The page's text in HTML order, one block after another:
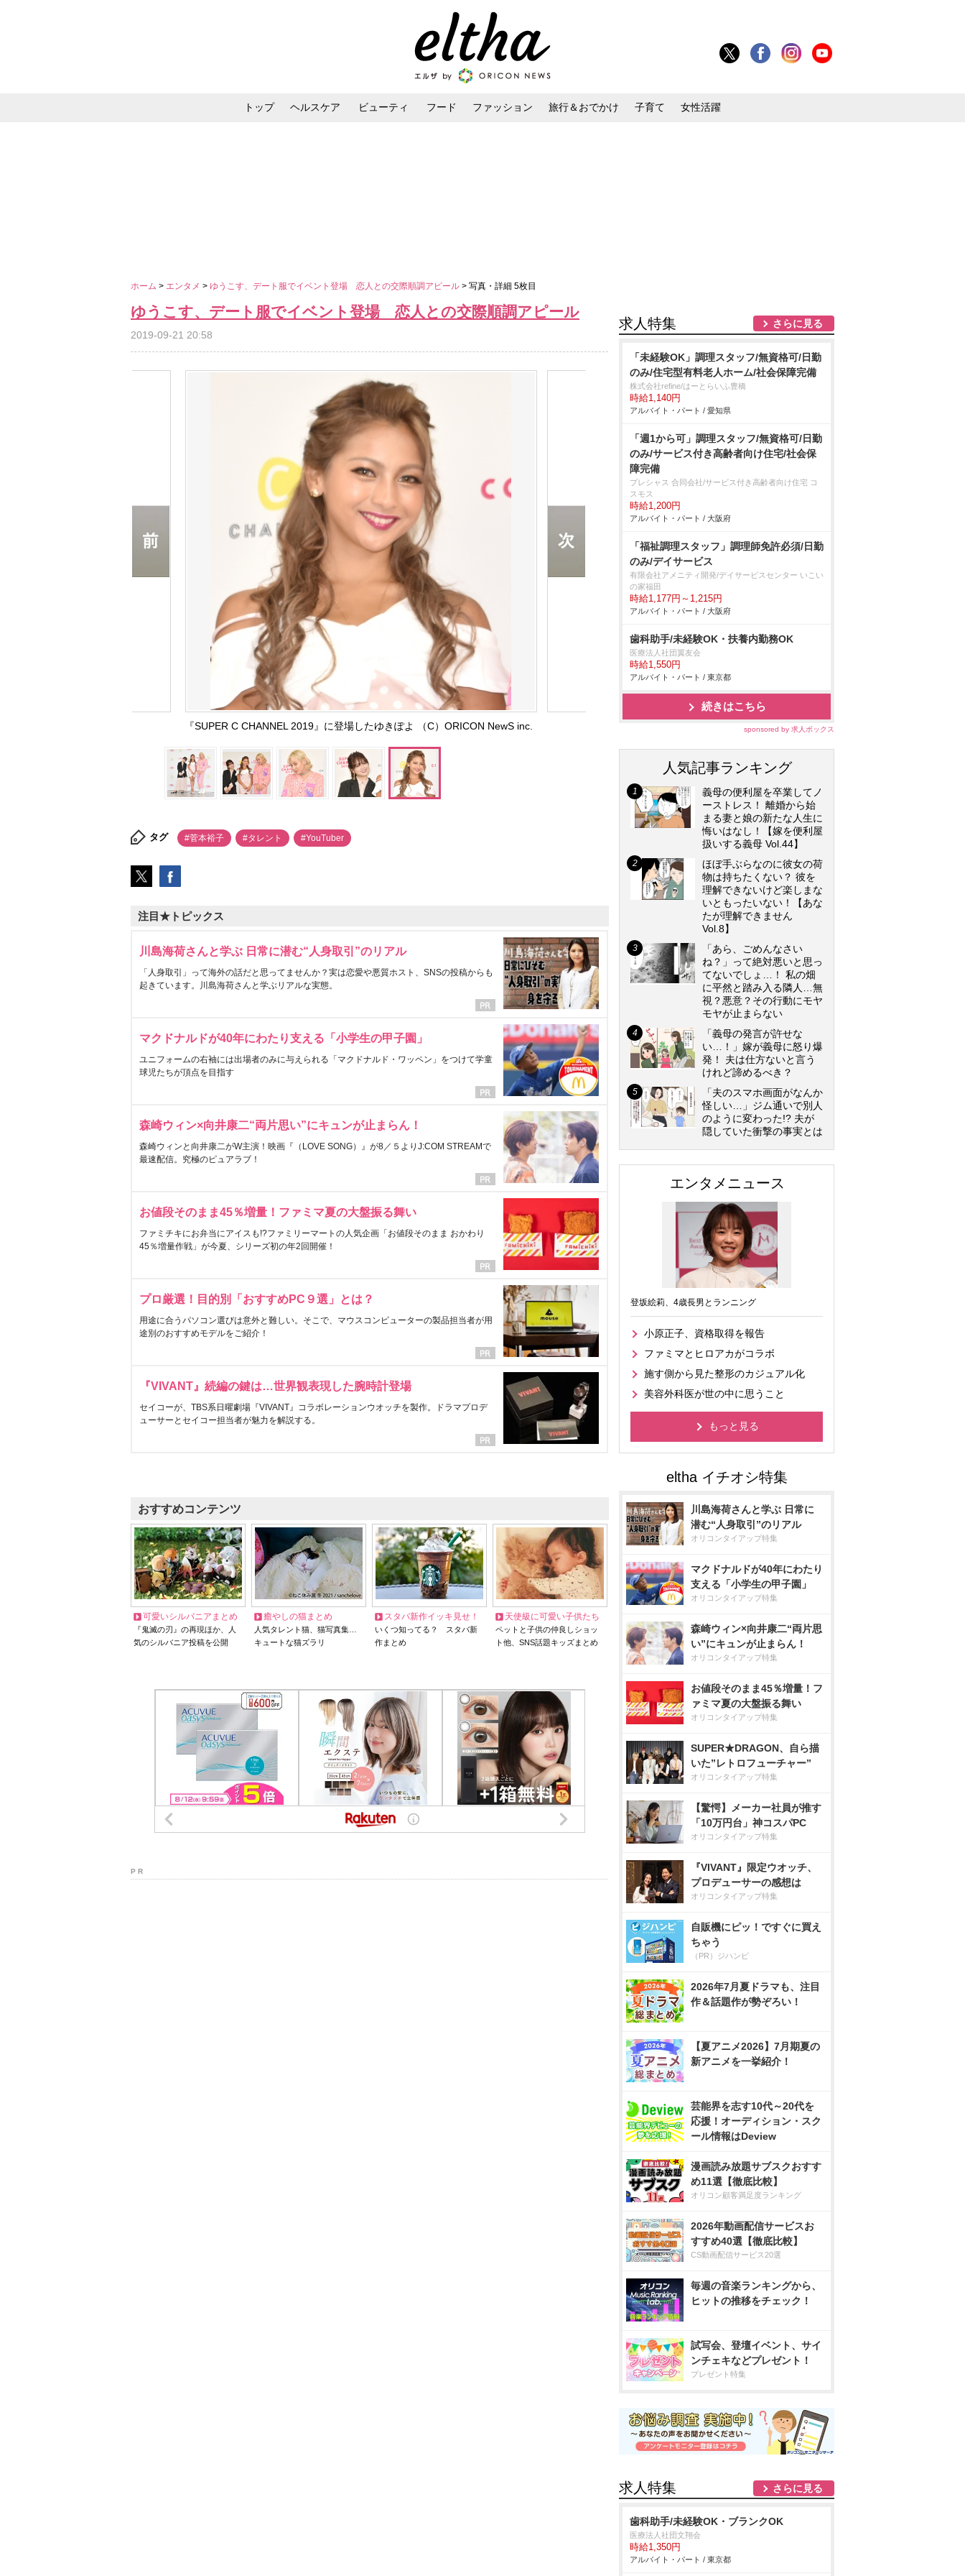
トップ ヘルスケア ビューティ フード ファッション 旅行＆おでかけ 子育て 女性活躍
ホーム > エンタメ > ゆうこす、デート服でイベント登場 恋人との交際順調アピール > 写真・詳細 5枚目
ゆうこす、デート服でイベント登場 恋人との交際順調アピール
2019-09-21 20:58
『SUPER C CHANNEL 2019』に登場したゆきぽよ （C）ORICON NewS inc.
タグ #菅本裕子 #タレント #YouTuber
注目★トピックス
川島海荷さんと学ぶ 日常に潜む“人身取引”のリアル
「人身取引」って海外の話だと思ってませんか？実は恋愛や悪質ホスト、SNSの投稿からも
起きています。川島海荷さんと学ぶリアルな実態。
マクドナルドが40年にわたり支える「小学生の甲子園」
ユニフォームの右袖には出場者のみに与えられる「マクドナルド・ワッペン」をつけて学童
球児たちが頂点を目指す
森崎ウィン×向井康二“両片思い”にキュンが止まらん！
森崎ウィンと向井康二がW主演！映画『（LOVE SONG）』が8／５よりJ:COM STREAMで
最速配信。究極のピュアラブ！
お値段そのまま45％増量！ファミマ夏の大盤振る舞い
ファミチキにお弁当にアイスも!?ファミリーマートの人気企画「お値段そのまま おかわり
45％増量作戦」が今夏、シリーズ初の年2回開催！
プロ厳選！目的別「おすすめPC９選」とは？
用途に合うパソコン選びは意外と難しい。そこで、マウスコンピューターの製品担当者が用
途別のおすすめモデルをご紹介！
『VIVANT』続編の鍵は…世界観表現した腕時計登場
セイコーが、TBS系日曜劇場『VIVANT』コラボレーションウオッチを製作。ドラマプロデ
ューサーとセイコー担当者が魅力を解説する。
おすすめコンテンツ
可愛いシルバニアまとめ
『鬼滅の刃』の再現ほか、人
気のシルバニア投稿を公開
癒やしの猫まとめ
人気タレント猫、猫写真集…
キュートな猫ズラリ
スタバ新作イッキ見せ！
いくつ知ってる？ スタバ新
作まとめ
天使級に可愛い子供たち
ペットと子供の仲良しショッ
ト他、SNS話題キッズまとめ
P R
求人特集 さらに見る
「未経験OK」調理スタッフ/無資格可/日勤
のみ/住宅型有料老人ホーム/社会保障完備
株式会社refine/はーとらいふ豊橋
時給1,140円
アルバイト・パート / 愛知県
「週1から可」調理スタッフ/無資格可/日勤
のみ/サービス付き高齢者向け住宅/社会保
障完備
プレシャス 合同会社/サービス付き高齢者向け住宅 コ
スモス
時給1,200円
アルバイト・パート / 大阪府
「福祉調理スタッフ」調理師免許必須/日勤
のみ/デイサービス
有限会社アメニティ開発/デイサービスセンター いこい
の家福田
時給1,177円～1,215円
アルバイト・パート / 大阪府
歯科助手/未経験OK・扶養内勤務OK
医療法人社団翼友会
時給1,550円
アルバイト・パート / 東京都
続きはこちら
sponsored by 求人ボックス
人気記事ランキング
義母の便利屋を卒業してノ
ーストレス！ 離婚から始
まる妻と娘の新たな人生に
悔いはなし！【嫁を便利屋
扱いする義母 Vol.44】
ほぼ手ぶらなのに彼女の荷
物は持ちたくない？ 彼を
理解できないけど楽しまな
いともったいない！【あな
たが理解できません
Vol.8】
「あら、ごめんなさい
ね？」って絶対悪いと思っ
てないでしょ…！ 私の畑
に平然と踏み入る隣人…無
視？悪意？その行動にモヤ
モヤが止まらない
「義母の発言が許せな
い…！」嫁が義母に怒り爆
発！ 夫は仕方ないと言う
けれど諦めるべき？
「夫のスマホ画面がなんか
怪しい…」ジム通いで別人
のように変わった!? 夫が
隠していた衝撃の事実とは
エンタメニュース
登坂絵莉、4歳長男とランニング
小原正子、資格取得を報告
ファミマとヒロアカがコラボ
施す側から見た整形のカジュアル化
美容外科医が世の中に思うこと
もっと見る
川島海荷さんと学ぶ 日常に
潜む“人身取引”のリアル
オリコンタイアップ特集
マクドナルドが40年にわたり
支える「小学生の甲子園」
オリコンタイアップ特集
森崎ウィン×向井康二“両片思
い”にキュンが止まらん！
オリコンタイアップ特集
お値段そのまま45％増量！フ
ァミマ夏の大盤振る舞い
オリコンタイアップ特集
SUPER★DRAGON、自ら描
いた”レトロフューチャー”
オリコンタイアップ特集
【驚愕】メーカー社員が推す
「10万円台」神コスパPC
オリコンタイアップ特集
『VIVANT』限定ウオッチ、
プロデューサーの感想は
オリコンタイアップ特集
自販機にピッ！ですぐに買え
ちゃう
（PR）ジハンピ
2026年7月夏ドラマも、注目
作＆話題作が勢ぞろい！
【夏アニメ2026】7月期夏の
新アニメを一挙紹介！
芸能界を志す10代～20代を
応援！オーディション・スク
ール情報はDeview
漫画読み放題サブスクおすす
め11選【徹底比較】
オリコン顧客満足度ランキング
2026年動画配信サービスお
すすめ40選【徹底比較】
CS動画配信サービス20選
毎週の音楽ランキングから、
ヒットの推移をチェック！
試写会、登壇イベント、サイ
ンチェキなどプレゼント！
プレゼント特集
求人特集 さらに見る
歯科助手/未経験OK・ブランクOK
医療法人社団文翔会
時給1,350円
アルバイト・パート / 東京都